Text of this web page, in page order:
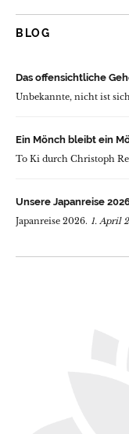
BLOG
Das offensichtliche
Unbekannte, nicht ist
Ein Mönch bleibt ein
To Ki durch Christoph
Unsere Japanreise
Japanreise 2026. 1. April